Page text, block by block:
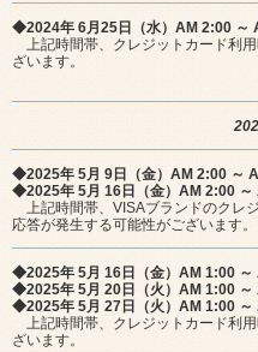
◆2024年 6月25日（水）AM 2:00 ～
上記時間帯、クレジットカード利
ざいます。
◆2025年 5月 9日（金）AM 2:00 ～
◆2025年 5月 16日（金）AM 2:00 ～
上記時間帯、VISAブランドのクレ
応答が発生する可能性がございます。
◆2025年 5月 16日（金）AM 1:00 ～
◆2025年 5月 20日（火）AM 1:00 ～
◆2025年 5月 27日（火）AM 1:00 ～
上記時間帯、クレジットカード利
ざいます。